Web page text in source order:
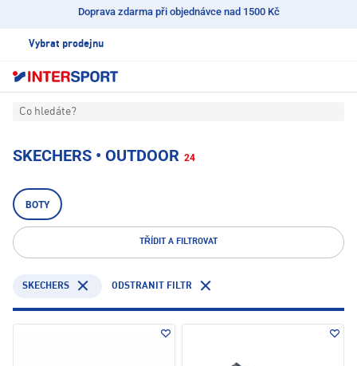
Doprava zdarma při objednávce nad 1500 Kč
Vybrat prodejnu
Co hledáte?
SKECHERS • OUTDOOR 24
BOTY
TŘÍDIT A FILTROVAT
SKECHERS ODSTRANIT FILTR